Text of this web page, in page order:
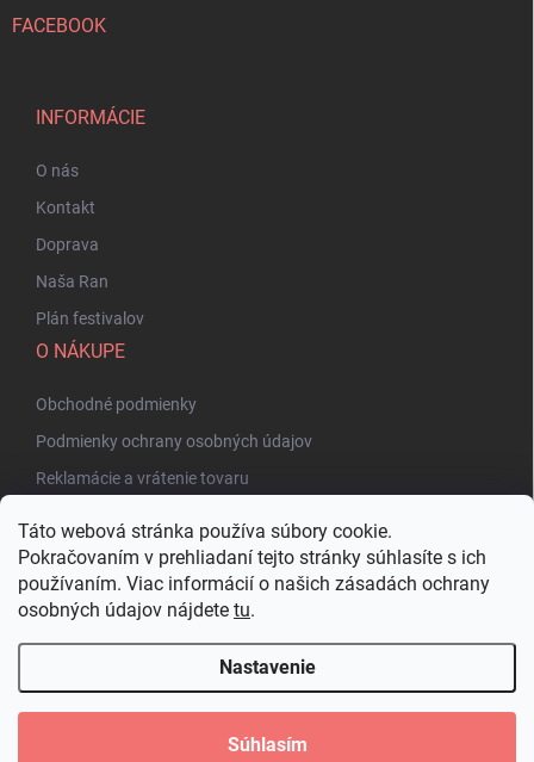
Táto webová stránka používa súbory cookie.
Pokračovaním v prehliadaní tejto stránky súhlasíte s ich
používaním. Viac informácií o našich zásadách ochrany
osobných údajov nájdete tu.
Nastavenie
Súhlasím
FACEBOOK
INFORMÁCIE
O nás
Kontakt
Doprava
Naša Ran
Plán festivalov
O NÁKUPE
Obchodné podmienky
Podmienky ochrany osobných údajov
Reklamácie a vrátenie tovaru
Copyright 2026Bakuhatsu.eu. Všetky práva vyhradené.Upraviť nastavenie
cookies